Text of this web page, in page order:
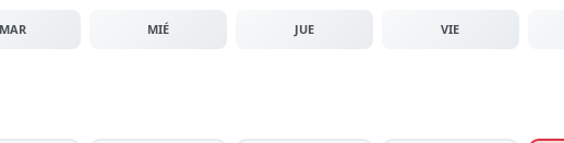
MAR MIÉ JUE VIE